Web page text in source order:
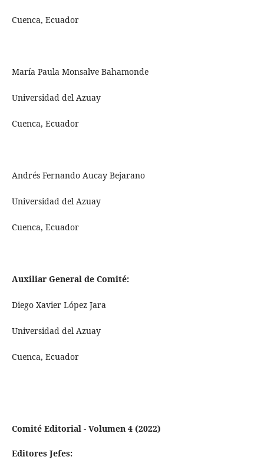
Cuenca, Ecuador
María Paula Monsalve Bahamonde
Universidad del Azuay
Cuenca, Ecuador
Andrés Fernando Aucay Bejarano
Universidad del Azuay
Cuenca, Ecuador
Auxiliar General de Comité:
Diego Xavier López Jara
Universidad del Azuay
Cuenca, Ecuador
Comité Editorial - Volumen 4 (2022)
Editores Jefes: